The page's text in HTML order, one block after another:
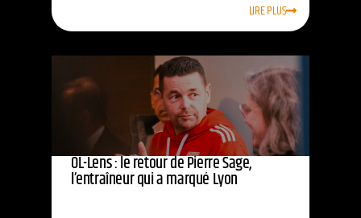
LIRE PLUS
OL-Lens : le retour de Pierre Sage,
l’entraîneur qui a marqué Lyon